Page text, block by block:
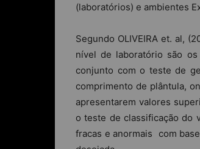
(laboratórios) e ambientes
Segundo OLIVEIRA et. al,
nível de laboratório são
conjunto com o teste de
comprimento de plântula,
apresentarem valores
o teste de classificação do
fracas e anormais com